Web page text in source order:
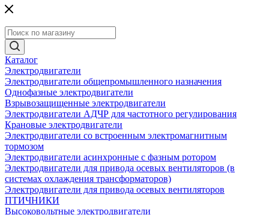
Каталог
Электродвигатели
Электродвигатели общепромышленного назначения
Однофазные электродвигатели
Взрывозащищенные электродвигатели
Электродвигатели АДЧР для частотного регулирования
Крановые электродвигатели
Электродвигатели со встроенным электромагнитным
тормозом
Электродвигатели асинхронные с фазным ротором
Электродвигатели для привода осевых вентиляторов (в
системах охлаждения трансформаторов)
Электродвигатели для привода осевых вентиляторов
ПТИЧНИКИ
Высоковольтные электродвигатели